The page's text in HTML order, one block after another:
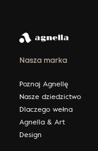
Nasza marka
Poznaj Agnellę
Nasze dziedzictwo
Dlaczego wełna
Agnella & Art
Design